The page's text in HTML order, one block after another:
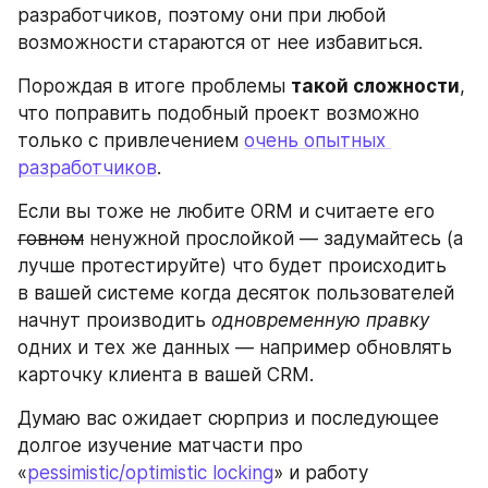
разработчиков, поэтому они при любой
возможности стараются от нее избавиться.
Порождая в итоге проблемы такой сложности,
что поправить подобный проект возможно
только с привлечением очень опытных
разработчиков.
говном ненужной прослойкой — задумайтесь (а
лучше протестируйте) что будет происходить
в вашей системе когда десяток пользователей
начнут производить одновременную правку
одних и тех же данных — например обновлять
карточку клиента в вашей CRM.
Думаю вас ожидает сюрприз и последующее
долгое изучение матчасти про
«pessimistic/optimistic locking